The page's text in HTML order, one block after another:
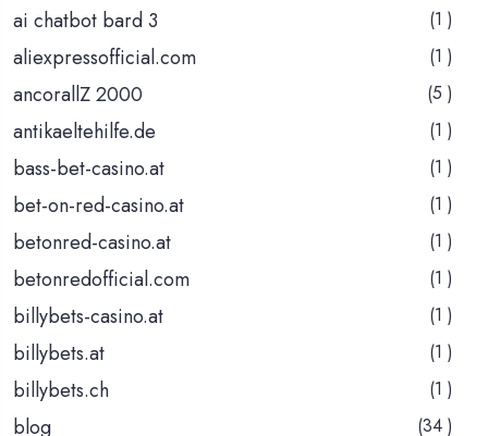
ai chatbot bard 3 (1 )
aliexpressofficial.com (1 )
ancorallZ 2000 (5 )
antikaeltehilfe.de (1 )
bass-bet-casino.at (1 )
bet-on-red-casino.at (1 )
betonred-casino.at (1 )
betonredofficial.com (1 )
billybets-casino.at (1 )
billybets.at (1 )
billybets.ch (1 )
blog (34 )